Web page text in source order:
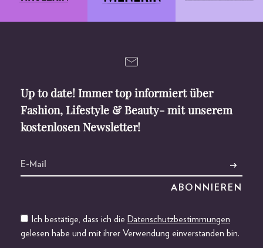
Up to date! Immer top informiert über
Fashion, Lifestyle & Beauty- mit unserem
kostenlosen Newsletter!
Ich bestätige, dass ich die Datenschutzbestimmungen
gelesen habe und mit ihrer Verwendung einverstanden bin.